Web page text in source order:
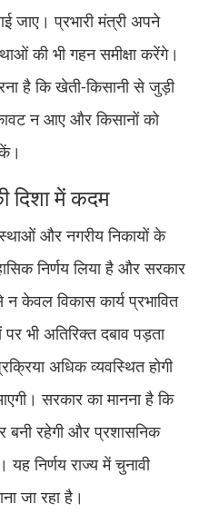
जाए। प्रभारी मंत्री अपने
की भी गहन समीक्षा करेंगे।
है कि खेती-किसानी से जुड़ी
न आए और किसानों को
में कदम
और नगरीय निकायों के
निर्णय लिया है और सरकार
न केवल विकास कार्य प्रभावित
भी अतिरिक्त दबाव पड़ता
अधिक व्यवस्थित होगी
सरकार का मानना है कि
बनी रहेगी और प्रशासनिक
यह निर्णय राज्य में चुनावी
जा रहा है।